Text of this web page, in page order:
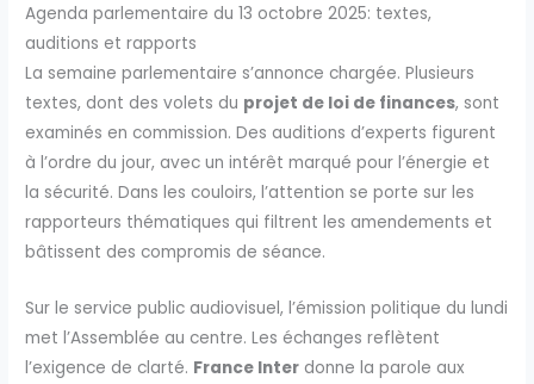
Agenda parlementaire du 13 octobre 2025: textes,
auditions et rapports
La semaine parlementaire s’annonce chargée. Plusieurs
textes, dont des volets du projet de loi de finances, sont
examinés en commission. Des auditions d’experts figurent
à l’ordre du jour, avec un intérêt marqué pour l’énergie et
la sécurité. Dans les couloirs, l’attention se porte sur les
rapporteurs thématiques qui filtrent les amendements et
bâtissent des compromis de séance.
Sur le service public audiovisuel, l’émission politique du lundi
met l’Assemblée au centre. Les échanges reflètent
l’exigence de clarté. France Inter donne la parole aux